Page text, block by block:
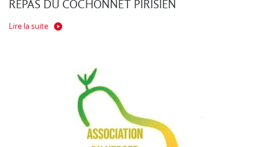
REPAS DU COCHONNET PIRISIEN
Lire la suite